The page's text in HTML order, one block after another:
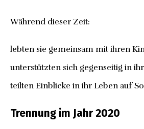
Während dieser Zeit:
lebten sie gemeinsam mit ihren
unterstützten sich gegenseitig in
teilten Einblicke in ihr Leben auf
Trennung im Jahr 2020